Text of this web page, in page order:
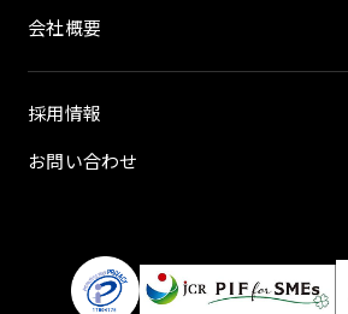
会社概要
採用情報
お問い合わせ